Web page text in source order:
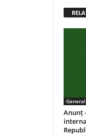
General
Anunț